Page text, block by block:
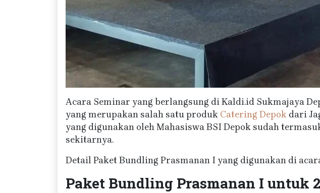
Acara Seminar yang berlangsung di Kaldi.id Sukmajaya
yang merupakan salah satu produk Catering Depok dari
yang digunakan oleh Mahasiswa BSI Depok sudah
sekitarnya.
Detail Paket Bundling Prasmanan I yang digunakan di
Paket Bundling Prasmanan I untuk